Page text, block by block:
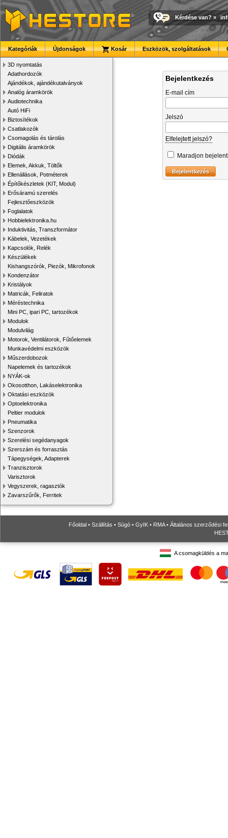
Kérdése van? »
Kategóriák Újdonságok Kosár Eszközök, szolgáltatások
3D nyomtatás
Adathordozók
Ajándékok, ajándékutalványok
Analóg áramkörök
Audiotechnika
Autó HiFi
Biztosítékok
Csatlakozók
Csomagolás és tárolás
Digitális áramkörök
Diódák
Elemek, Akkuk, Töltők
Ellenállások, Potméterek
Építőkészletek (KIT, Modul)
Erősáramú szerelés
Fejlesztőeszközök
Foglalatok
Hobbielektronika.hu
Induktivitás, Transzformátor
Kábelek, Vezetékek
Kapcsolók, Relék
Készülékek
Kishangszórók, Piezók, Mikrofonok
Kondenzátor
Kristályok
Matricák, Feliratok
Méréstechnika
Mini PC, ipari PC, tartozékok
Modulok
Modulvilág
Motorok, Ventilátorok, Fűtőelemek
Munkavédelmi eszközök
Műszerdobozok
Napelemek és tartozékok
NYÁK-ok
Okosotthon, Lakáselektronika
Oktatási eszközök
Optoelektronika
Peltier modulok
Pneumatika
Szenzorok
Szerelési segédanyagok
Szerszám és forrasztás
Tápegységek, Adapterek
Tranzisztorok
Varisztorok
Vegyszerek, ragasztók
Zavarszűrők, Ferritek
Bejelentkezés
E-mail cím
Jelszó
Elfelejtett jelszó?
Maradjon
Főoldal • Szállítás • Súgó • GyIK • RMA• Általános szerződési
A csomagküldés a